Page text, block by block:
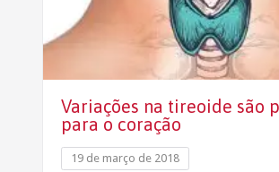
Variações na tireoide são
para o coração
19 de março de 2018